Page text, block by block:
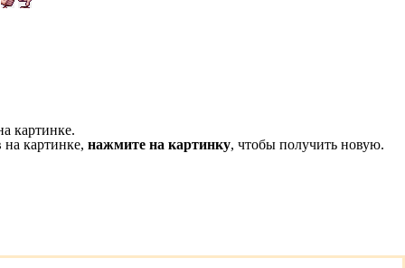
картинке.
картинке, нажмите на картинку, чтобы получить новую.